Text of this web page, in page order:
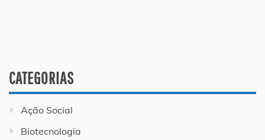
CATEGORIAS
Ação Social
Biotecnologia